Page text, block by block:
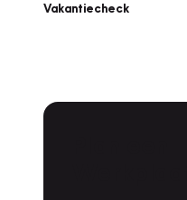
Vakantiecheck